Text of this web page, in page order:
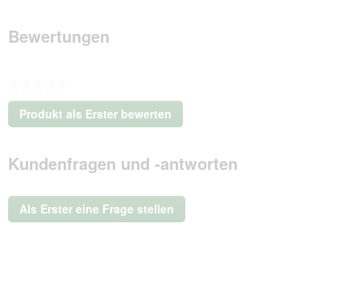
Bewertungen
Kein
Beurteilungswert
Produkt als Erster bewerten
.
dieser
Aktion
ein
modales
Kundenfragen und -antworten
Als Erster eine Frage stellen